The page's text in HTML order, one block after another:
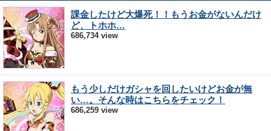
課金したけど大爆死！！もうお金がないんだけ
ど、トホホ…
686,734 view
もう少しだけガシャを回したいけどお金が無
い…。そんな時はこちらをチェック！
686,259 view